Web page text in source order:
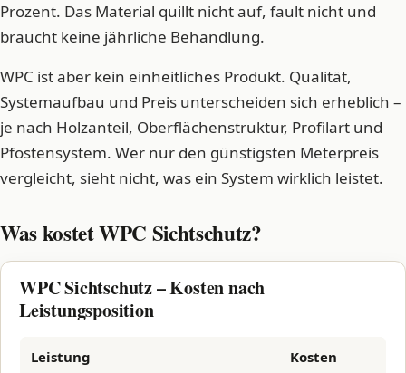
Prozent. Das Material quillt nicht auf, fault nicht und
braucht keine jährliche Behandlung.
WPC ist aber kein einheitliches Produkt. Qualität,
Systemaufbau und Preis unterscheiden sich erheblich –
je nach Holzanteil, Oberflächenstruktur, Profilart und
Pfostensystem. Wer nur den günstigsten Meterpreis
vergleicht, sieht nicht, was ein System wirklich leistet.
Was kostet WPC Sichtschutz?
WPC Sichtschutz – Kosten nach
Leistungsposition
Leistung Kosten